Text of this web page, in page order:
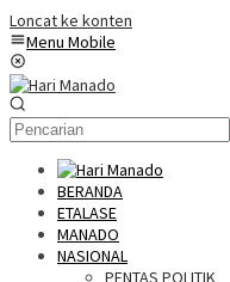
Loncat ke konten
Menu Mobile
BERANDA
ETALASE
MANADO
NASIONAL
PENTAS POLITIK